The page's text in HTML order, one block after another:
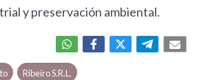
y preservación ambiental.
Ribeiro S.R.L.